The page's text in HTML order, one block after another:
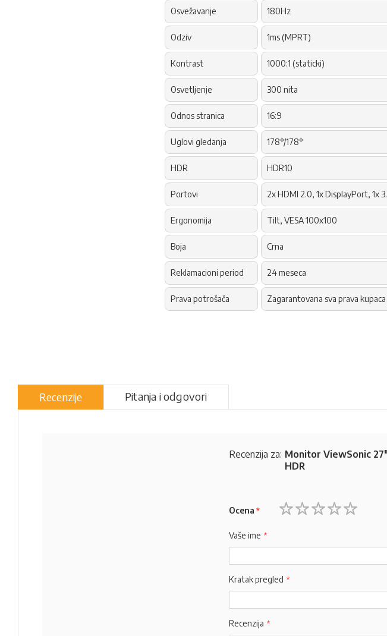
Osvežavanje 180Hz
Odziv 1ms (MPRT)
Kontrast 1000:1 (staticki)
Osvetljenje 300 nita
Odnos stranica 16:9
Uglovi gledanja 178°/178°
HDR HDR10
Portovi 2x HDMI 2.0, 1x DisplayPort, 1x
Ergonomija Tilt, VESA 100x100
Boja Crna
Reklamacioni period 24 meseca
Prava potrošača Zagarantovana sva prava
Recenzije Pitanja i odgovori
Recenzija za: Monitor ViewSonic
HDR
Ocena
Vaše ime
Kratak pregled
Recenzija